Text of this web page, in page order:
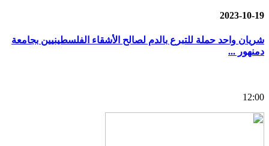
2023-10-19
شريان واحد حملة للتبرع بالدم لصالح الأشقاء الفلسطينيين بجامعة
دمنهور ...
12:00